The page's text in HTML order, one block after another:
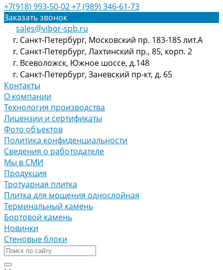
+7(918) 993-50-02+7 (989) 346-61-73
Заказать звонок
sales@vibor-spb.ru
г. Санкт-Петербург, Московский пр. 183-185 лит.А
г. Санкт-Петербург, Лахтинский пр., 85, корп. 2
г. Всеволожск, Южное шоссе, д.148
г. Санкт-Петербург, Заневский пр-кт, д. 65
Контакты
О компании
Технология производства
Лицензии и сертификаты
Фото объектов
Политика конфиденциальности
Сведения о работодателе
Мы в СМИ
Продукция
Тротуарная плитка
Плитка для мощения однослойная
Терминальный камень
Бортовой камень
Новинки
Стеновые блоки